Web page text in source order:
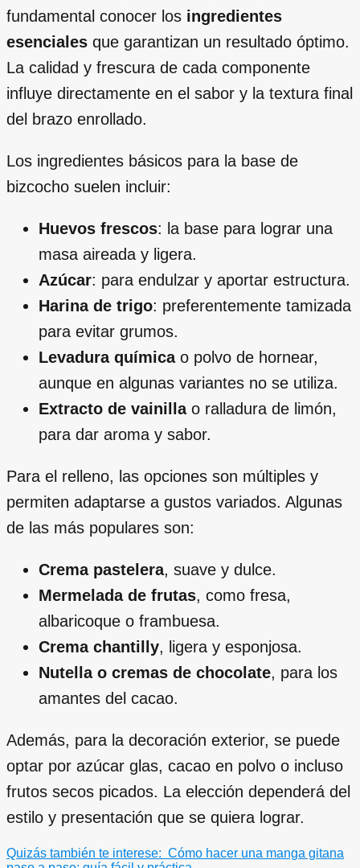
fundamental conocer los ingredientes
esenciales que garantizan un resultado óptimo.
La calidad y frescura de cada componente
influye directamente en el sabor y la textura final
del brazo enrollado.
Los ingredientes básicos para la base de
bizcocho suelen incluir:
Huevos frescos: la base para lograr una
masa aireada y ligera.
Azúcar: para endulzar y aportar estructura.
Harina de trigo: preferentemente tamizada
para evitar grumos.
Levadura químicao polvo de hornear,
aunque en algunas variantes no se utiliza.
Extracto de vainillao ralladura de limón,
para dar aroma y sabor.
Para el relleno, las opciones son múltiples y
permiten adaptarse a gustos variados. Algunas
de las más populares son:
Crema pastelera, suave y dulce.
Mermelada de frutas, como fresa,
albaricoque o frambuesa.
Crema chantilly, ligera y esponjosa.
Nutella o cremas de chocolate, para los
amantes del cacao.
Además, para la decoración exterior, se puede
optar por azúcar glas, cacao en polvo o incluso
frutos secos picados. La elección dependerá del
estilo y presentación que se quiera lograr.
Quizás también te interese: Cómo hacer una manga gitana